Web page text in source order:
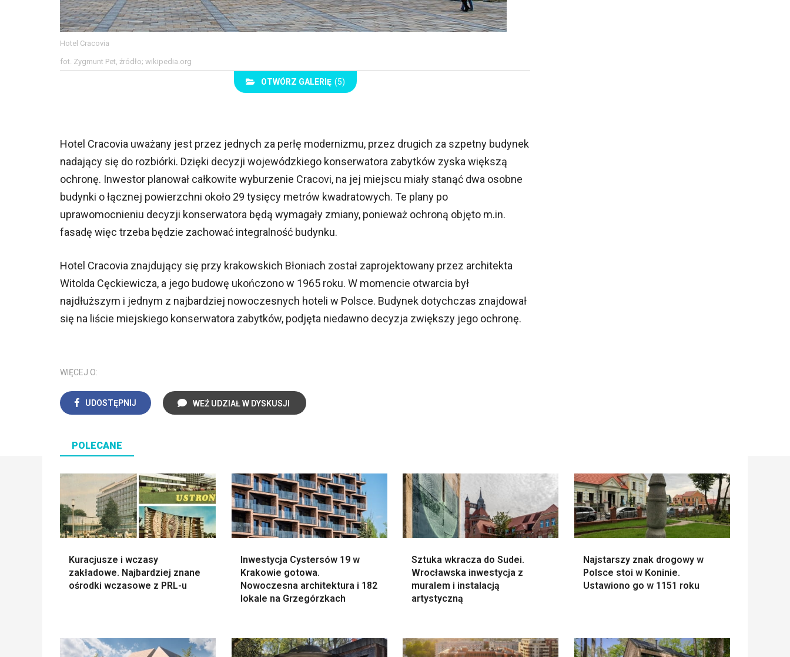
Hotel Cracovia
fot. Zygmunt Pet, źródło; wikipedia.org
OTWÓRZ GALERIĘ (5)
Hotel Cracovia uważany jest przez jednych za perłę modernizmu, przez drugich za szpetny budynek
nadający się do rozbiórki. Dzięki decyzji wojewódzkiego konserwatora zabytków zyska większą
ochronę. Inwestor planował całkowite wyburzenie Cracovi, na jej miejscu miały stanąć dwa osobne
budynki o łącznej powierzchni około 29 tysięcy metrów kwadratowych. Te plany po
uprawomocnieniu decyzji konserwatora będą wymagały zmiany, ponieważ ochroną objęto m.in.
fasadę więc trzeba będzie zachować integralność budynku.
Hotel Cracovia znajdujący się przy krakowskich Błoniach został zaprojektowany przez architekta
Witolda Cęckiewicza, a jego budowę ukończono w 1965 roku. W momencie otwarcia był
najdłuższym i jednym z najbardziej nowoczesnych hoteli w Polsce. Budynek dotychczas znajdował
się na liście miejskiego konserwatora zabytków, podjęta niedawno decyzja zwiększy jego ochronę.
WIĘCEJ O:
UDOSTĘPNIJ WEŹ UDZIAŁ W DYSKUSJI
POLECANE
Kuracjusze i wczasy
zakładowe. Najbardziej znane
ośrodki wczasowe z PRL-u
Inwestycja Cystersów 19 w
Krakowie gotowa.
Nowoczesna architektura i 182
lokale na Grzegórzkach
Sztuka wkracza do Sudei.
Wrocławska inwestycja z
muralem i instalacją
artystyczną
Najstarszy znak drogowy w
Polsce stoi w Koninie.
Ustawiono go w 1151 roku